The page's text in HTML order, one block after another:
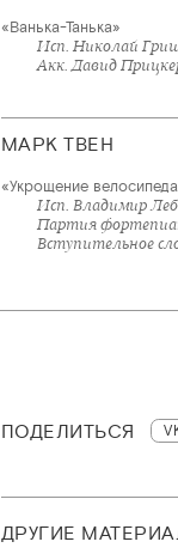
«Ванька-Танька»
Исп. Николай
Акк. Давид
МАРК ТВЕН
«Укрощение
Исп. Владимир
Партия
Вступительное
ПОДЕЛИТЬСЯ
ДРУГИЕ